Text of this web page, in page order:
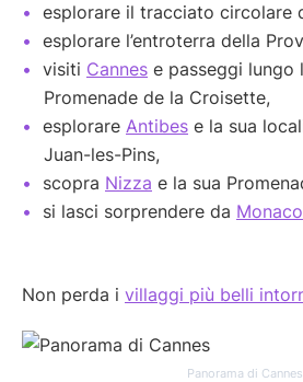
esplorare il tracciato circolare
esplorare l’entroterra della
visiti Cannes e passeggi lungo
Promenade de la Croisette,
esplorare Antibes e la sua
Juan-les-Pins,
scopra Nizza e la sua
si lasci sorprendere da Monaco
Non perda i villaggi più belli
Panorama di Cannes